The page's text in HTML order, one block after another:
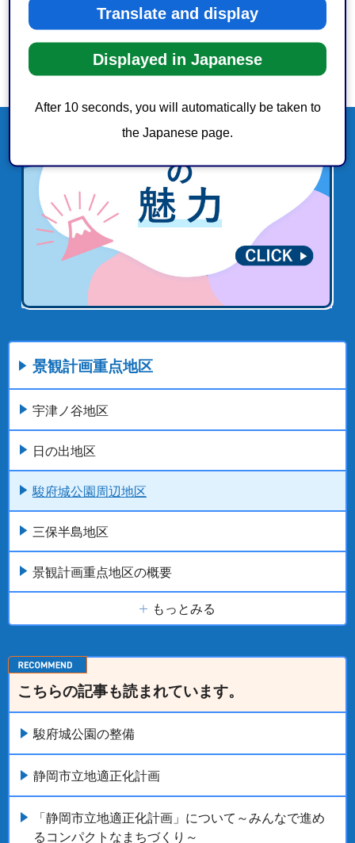
Translate and display
Displayed in Japanese
After 10 seconds, you will automatically be taken to
the Japanese page.
景観計画重点地区
宇津ノ谷地区
日の出地区
駿府城公園周辺地区
三保半島地区
景観計画重点地区の概要
もっとみる
こちらの記事も読まれています。
駿府城公園の整備
静岡市立地適正化計画
「静岡市立地適正化計画」について～みんなで進め
るコンパクトなまちづくり～